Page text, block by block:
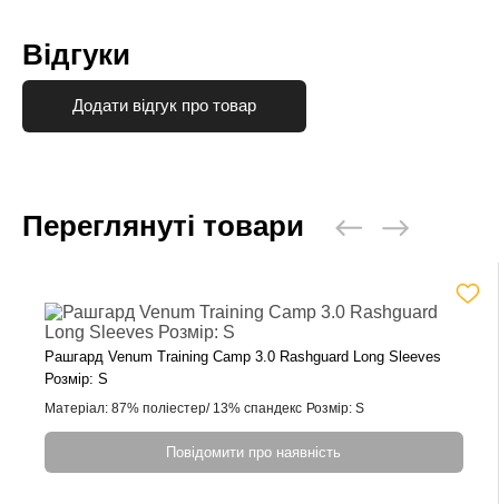
Відгуки
Додати відгук про товар
Переглянуті товари
Рашгард Venum Training Camp 3.0 Rashguard Long Sleeves
Розмір: S
Матеріал: 87% поліестер/ 13% спандекс Розмір: S
Повідомити про наявність